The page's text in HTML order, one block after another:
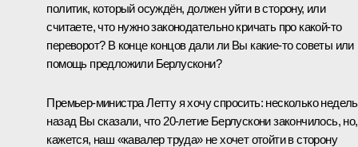
политик, который осуждён, должен уйти в сторону, или
считаете, что нужно законодательно кричать про какой‑то
переворот? В конце концов дали ли Вы какие‑то советы или
помощь предложили Берлускони?
Премьер-министра Летту я хочу спросить: несколько недель
назад Вы сказали, что 20-летие Берлускони закончилось, но,
кажется, наш «кавалер труда» не хочет отойти в сторону